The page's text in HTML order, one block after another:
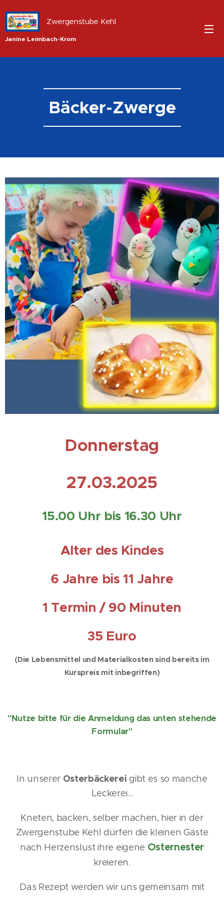
Zwergenstube Kehl
Janine Leimbach-Krom
Bäcker-Zwerge
Donnerstag
27.03.2025
15.00 Uhr bis 16.30 Uhr
Alter des Kindes
6 Jahre bis 11 Jahre
1 Termin / 90 Minuten
35 Euro
(Die Lebensmittel und Materialkosten sind bereits im
Kurspreis mit inbegriffen)
"Nutze bitte für die Anmeldung das unten stehende
Formular"
In unserer Osterbäckereigibt es so manche
Leckerei...
Kneten, backen, selber machen, hier in der
Zwergenstube Kehl dürfen die kleinen Gäste
nach Herzenslust ihre eigene Osternester
kreieren.
Das Rezept werden wir uns gemeinsam mit